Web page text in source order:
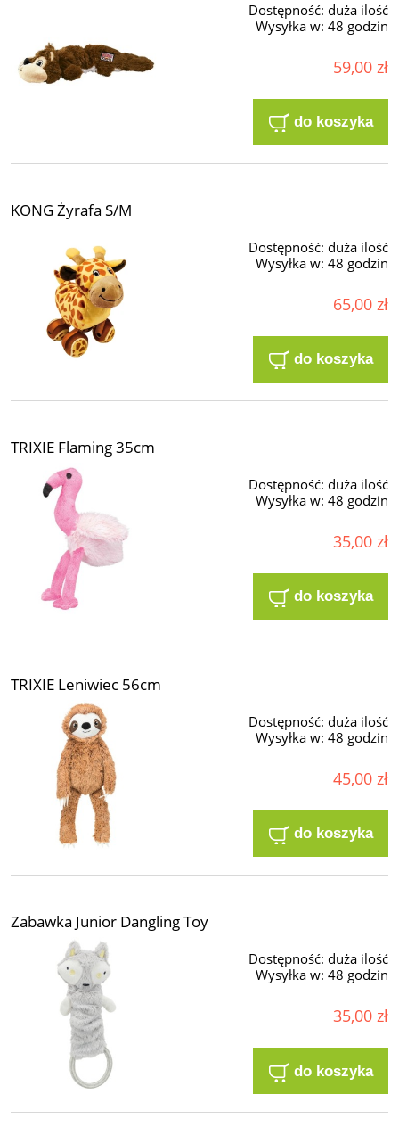
Dostępność: duża ilość
Wysyłka w: 48 godzin
59,00 zł
do koszyka
KONG Żyrafa S/M
Dostępność: duża ilość
Wysyłka w: 48 godzin
65,00 zł
do koszyka
TRIXIE Flaming 35cm
Dostępność: duża ilość
Wysyłka w: 48 godzin
35,00 zł
do koszyka
TRIXIE Leniwiec 56cm
Dostępność: duża ilość
Wysyłka w: 48 godzin
45,00 zł
do koszyka
Zabawka Junior Dangling Toy
Dostępność: duża ilość
Wysyłka w: 48 godzin
35,00 zł
do koszyka